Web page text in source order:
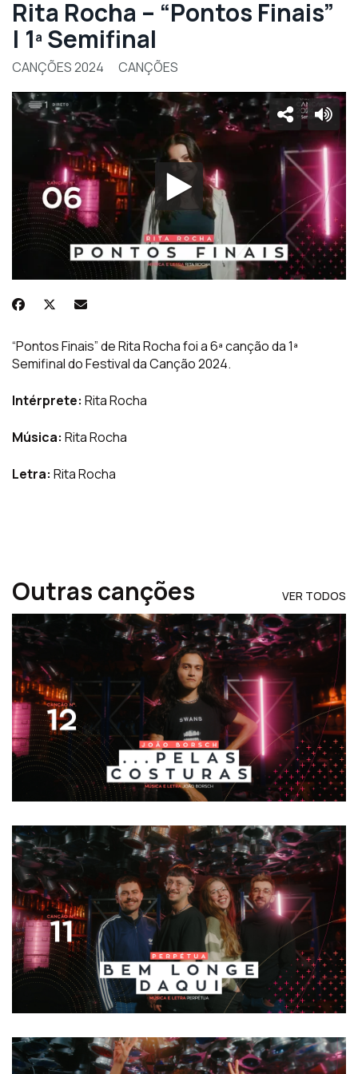
Rita Rocha – “Pontos Finais”
| 1ª Semifinal
CANÇÕES 2024 CANÇÕES
“Pontos Finais” de Rita Rocha foi a 6ª canção da 1ª
Semifinal do Festival da Canção 2024.
Intérprete: Rita Rocha
Música: Rita Rocha
Letra: Rita Rocha
Outras canções VER TODOS